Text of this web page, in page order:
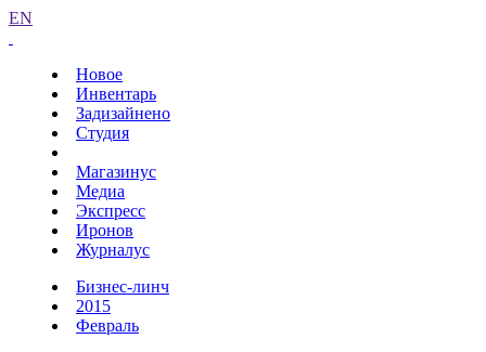
EN
Новое
Инвентарь
Задизайнено
Студия
Магазинус
Медиа
Экспресс
Иронов
Журналус
Бизнес-линч
2015
Февраль